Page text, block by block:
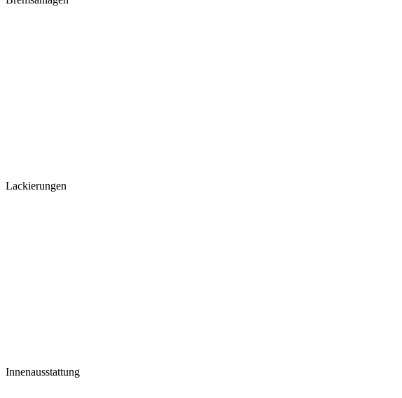
Lackierungen
Innenausstattung